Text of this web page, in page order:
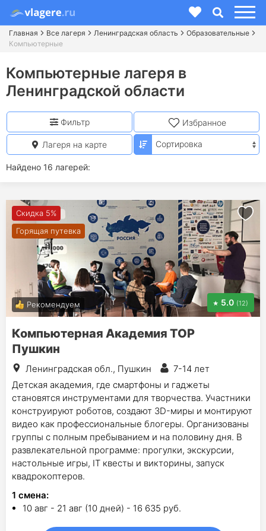
Главная Все лагеря Ленинградская область
Образовательные
Компьютерные
Компьютерные лагеря в
Ленинградской области
Найдено 16 лагерей:
Фильтр Избранное
Лагеря на карте
Скидка 5%
Горящая путевка
Рекомендуем 5.0 (12)
Компьютерная Академия ТОР
Пушкин
Ленинградская обл., Пушкин
7-14 лет
Детская академия, где смартфоны и гаджеты
становятся инструментами для творчества. Участники
конструируют роботов, создают 3D-миры и монтируют
видео как профессиональные блогеры. Организованы
группы с полным пребыванием и на половину дня. В
развлекательной программе: прогулки, экскурсии,
настольные игры, IT квесты и викторины, запуск
квадрокоптеров.
1 смена:
10 авг - 21 авг (10 дней) - 16 635 руб.